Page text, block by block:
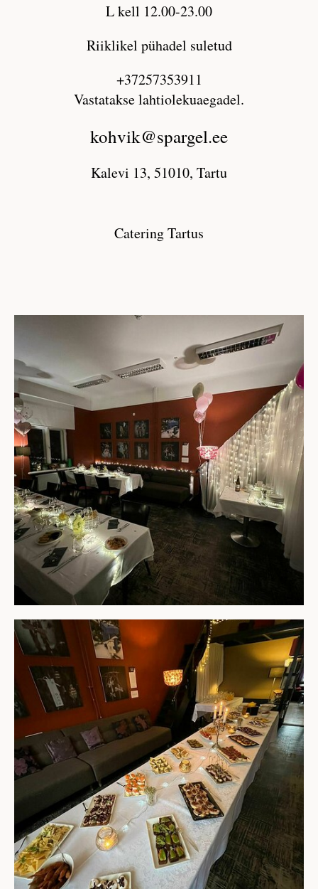
L kell 12.00-23.00
Riiklikel pühadel suletud
+37257353911
Vastatakse lahtiolekuaegadel.
kohvik@spargel.ee
Kalevi 13, 51010, Tartu
Catering Tartus